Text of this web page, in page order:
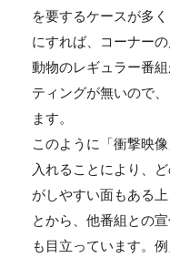
を要するケースが多
にすれば、コーナー
動物のレギュラー番
ティングが無いので
ます。
このように「衝撃映
入れることにより、
がしやすい面もある
とから、他番組との
も目立っています。